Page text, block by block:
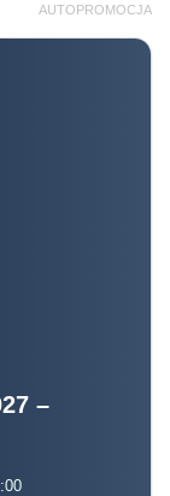
AUTOPROMOCJA
–